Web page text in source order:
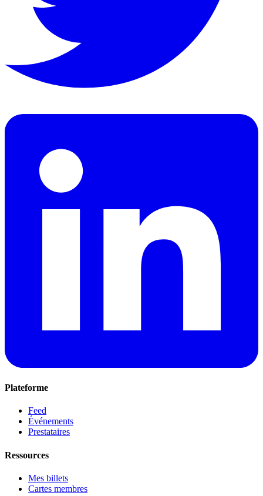
Plateforme
Feed
Événements
Prestataires
Ressources
Mes billets
Cartes membres